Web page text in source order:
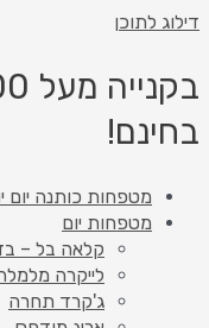
דילוג לתוכן
בחינם!
מטפחות כותנה יום
מטפחות יום
קלאה בל –
לייקרה
ג'קרד תחרה